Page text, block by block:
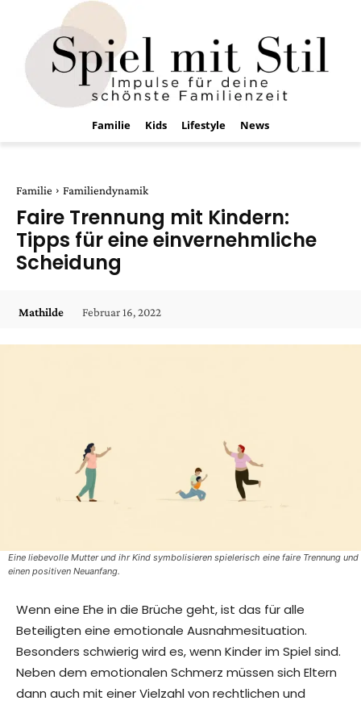
Familie Kids Lifestyle News
Familie Familiendynamik
Faire Trennung mit Kindern:
Tipps für eine einvernehmliche
Scheidung
Mathilde Februar 16, 2022
Eine liebevolle Mutter und ihr Kind symbolisieren spielerisch eine faire Trennung und
einen positiven Neuanfang.
Wenn eine Ehe in die Brüche geht, ist das für alle
Beteiligten eine emotionale Ausnahmesituation.
Besonders schwierig wird es, wenn Kinder im Spiel sind.
Neben dem emotionalen Schmerz müssen sich Eltern
dann auch mit einer Vielzahl von rechtlichen und